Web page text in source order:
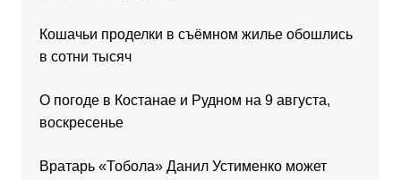
Кошачьи проделки в съёмном жилье обошлись
в сотни тысяч
О погоде в Костанае и Рудном на 9 августа,
воскресенье
Вратарь «Тобола» Данил Устименко может